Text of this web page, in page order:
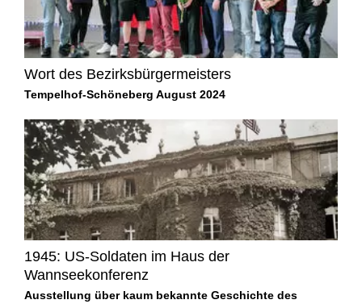
Wort des Bezirksbürgermeisters
Tempelhof-Schöneberg August 2024
1945: US-Soldaten im Haus der
Wannseekonferenz
Ausstellung über kaum bekannte Geschichte des